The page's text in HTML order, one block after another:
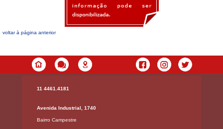
voltar à página anterior
11 4461.4181
Avenida Industrial, 1740
Bairro Campestre